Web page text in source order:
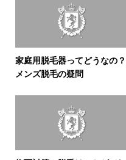
家庭用脱毛器ってどうなの？
メンズ脱毛の疑問